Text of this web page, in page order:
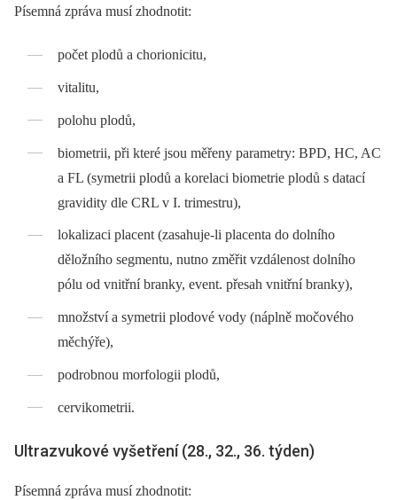
Písemná zpráva musí zhodnotit:
počet plodů a chorionicitu,
vitalitu,
polohu plodů,
biometrii, při které jsou měřeny parametry: BPD, HC, AC
a FL (symetrii plodů a korelaci biometrie plodů s datací
gravidity dle CRL v I. trimestru),
lokalizaci placent (zasahuje-li placenta do dolního
děložního segmentu, nutno změřit vzdálenost dolního
pólu od vnitřní branky, event. přesah vnitřní branky),
množství a symetrii plodové vody (náplně močového
měchýře),
podrobnou morfologii plodů,
cervikometrii.
Ultrazvukové vyšetření (28., 32., 36. týden)
Písemná zpráva musí zhodnotit: